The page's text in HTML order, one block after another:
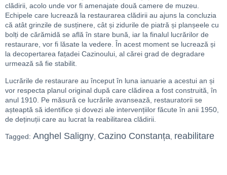
clădirii, acolo unde vor fi amenajate două camere de muzeu.
Echipele care lucrează la restaurarea clădirii au ajuns la concluzia
că atât grinzile de susținere, cât și zidurile de piatră și planșeele cu
bolți de cărămidă se află în stare bună, iar la finalul lucrărilor de
restaurare, vor fi lăsate la vedere. În acest moment se lucrează și
la decopertarea fațadei Cazinoului, al cărei grad de degradare
urmează să fie stabilit.
Lucrările de restaurare au început în luna ianuarie a acestui an și
vor respecta planul original după care clădirea a fost construită, în
anul 1910. Pe măsură ce lucrările avansează, restauratorii se
așteaptă să identifice și dovezi ale intervențiilor făcute în anii 1950,
de deținuții care au lucrat la reabilitarea clădirii.
Tagged: Anghel Saligny Cazino Constanța reabilitare